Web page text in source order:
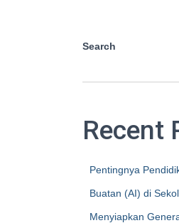
Search
Recent
Pentingnya
Buatan (AI) di
Menyiapkan